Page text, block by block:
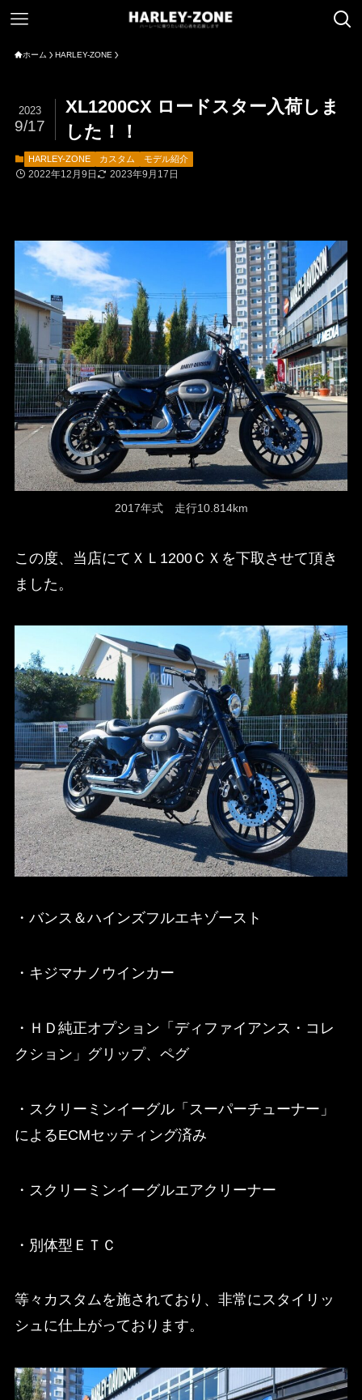
ホーム HARLEY-ZONE
XL1200CX ロードスター入荷しま
した！！
2023
9/17
HARLEY-ZONE カスタム モデル紹介
2022年12月9日 2023年9月17日
2017年式 走行10.814km
この度、当店にてＸＬ1200ＣＸを下取させて頂き
ました。
・バンス＆ハインズフルエキゾースト
・キジマナノウインカー
・ＨＤ純正オプション「ディファイアンス・コレ
クション」グリップ、ペグ
・スクリーミンイーグル「スーパーチューナー」
によるECMセッティング済み
・スクリーミンイーグルエアクリーナー
・別体型ＥＴＣ
等々カスタムを施されており、非常にスタイリッ
シュに仕上がっております。